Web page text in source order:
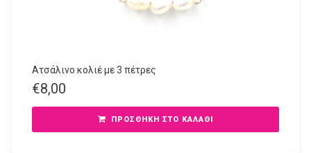
Ατσάλινο κολιέ με 3 πέτρες
€8,00
ΠΡΟΣΘΉΚΗ ΣΤΟ ΚΑΛΆΘΙ